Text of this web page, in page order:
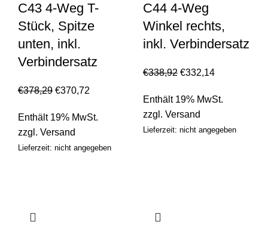
C43 4-Weg T-
Stück, Spitze
unten, inkl.
Verbindersatz
€378,29 €370,72
Enthält 19% MwSt.
zzgl. Versand
Lieferzeit: nicht angegeben
C44 4-Weg
Winkel rechts,
inkl. Verbindersatz
€338,92 €332,14
Enthält 19% MwSt.
zzgl. Versand
Lieferzeit: nicht angegeben